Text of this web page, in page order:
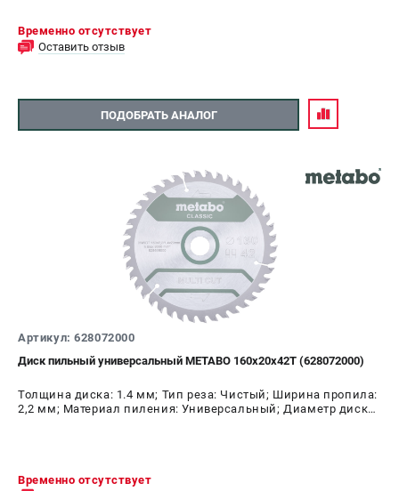
Временно отсутствует
Оставить отзыв
ПОДОБРАТЬ АНАЛОГ
Артикул: 628072000
Диск пильный универсальный METABO 160х20х42Т (628072000)
Толщина диска: 1.4 мм; Тип реза: Чистый; Ширина пропила:
2,2 мм; Материал пиления: Универсальный; Диаметр диска:
Временно отсутствует